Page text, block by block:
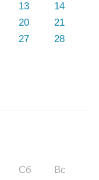
13
14
20
21
27
28
Сб
Вс